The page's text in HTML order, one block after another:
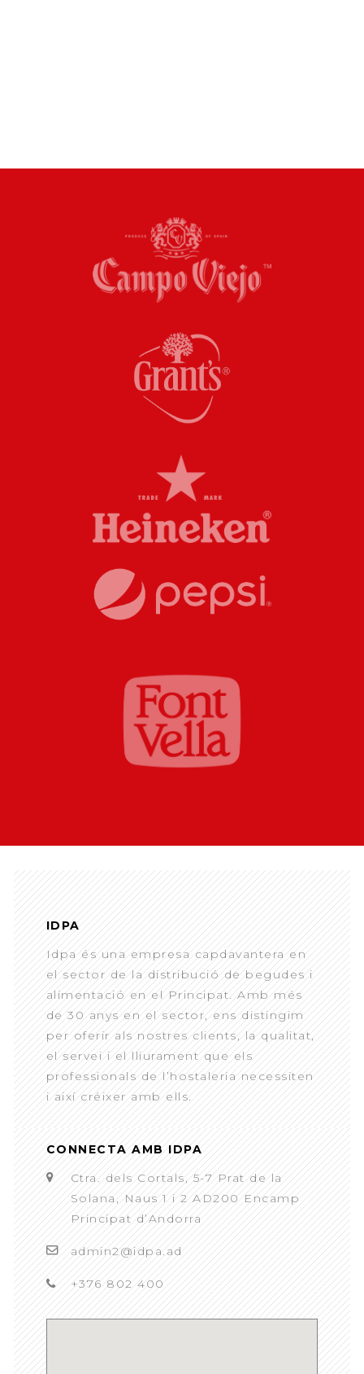
IDPA
Idpa és una empresa capdavantera en
el sector de la distribució de begudes i
alimentació en el Principat. Amb més
de 30 anys en el sector, ens distingim
per oferir als nostres clients, la qualitat,
el servei i el lliurament que els
professionals de l’hostaleria necessiten
i així créixer amb ells.
CONNECTA AMB IDPA
Ctra. dels Cortals, 5-7 Prat de la
Solana, Naus 1 i 2 AD200 Encamp
Principat d’Andorra
admin2@idpa.ad
+376 802 400